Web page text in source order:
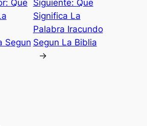
Que
Segun
Siguiente: Que
Significa La
Palabra Iracundo
Segun La Biblia
→